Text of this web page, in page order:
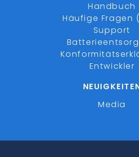
Handbuch
Häufige Fragen
Support
Entwickler
Media